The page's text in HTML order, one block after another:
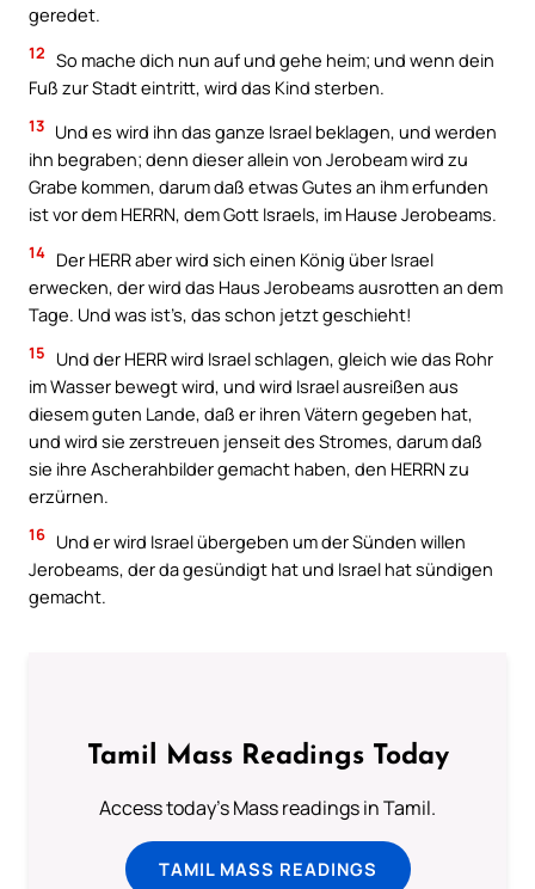
geredet.
12 So mache dich nun auf und gehe heim; und wenn dein
Fuß zur Stadt eintritt, wird das Kind sterben.
13 Und es wird ihn das ganze Israel beklagen, und werden
ihn begraben; denn dieser allein von Jerobeam wird zu
Grabe kommen, darum daß etwas Gutes an ihm erfunden
ist vor dem HERRN, dem Gott Israels, im Hause Jerobeams.
14 Der HERR aber wird sich einen König über Israel
erwecken, der wird das Haus Jerobeams ausrotten an dem
Tage. Und was ist’s, das schon jetzt geschieht!
15
Und der HERR wird Israel schlagen, gleich wie das Rohr
im Wasser bewegt wird, und wird Israel ausreißen aus
diesem guten Lande, daß er ihren Vätern gegeben hat,
und wird sie zerstreuen jenseit des Stromes, darum daß
sie ihre Ascherahbilder gemacht haben, den HERRN zu
erzürnen.
16 Und er wird Israel übergeben um der Sünden willen
Jerobeams, der da gesündigt hat und Israel hat sündigen
gemacht.
Tamil Mass Readings Today
Access today's Mass readings in Tamil.
TAMIL MASS READINGS